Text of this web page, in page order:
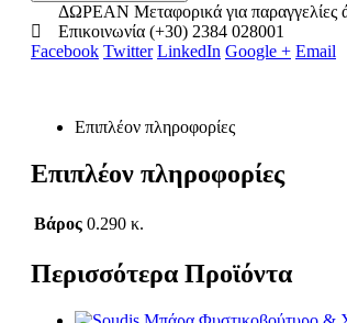
ΔΩΡΕΑΝ Μεταφορικά για παραγγελίες
Επικοινωνία (+30) 2384 028001
Facebook Twitter LinkedIn Google + Email
Επιπλέον πληροφορίες
Επιπλέον πληροφορίες
Βάρος 0.290 κ.
Περισσότερα Προϊόντα